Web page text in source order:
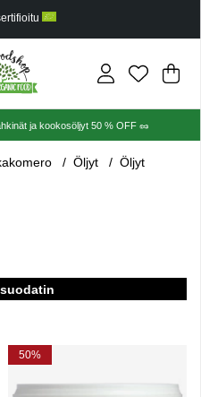
alkaen €30
.
ja kookosöljyt 50 % OFF 🥜
Öljyt Öljyt
50%